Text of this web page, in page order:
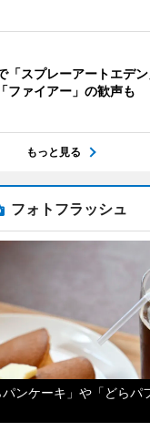
「スプレーアートエデ
ファイアー」の歓声も
もっと見る
フォトフラッシュ
ンケーキ」や「どらパ